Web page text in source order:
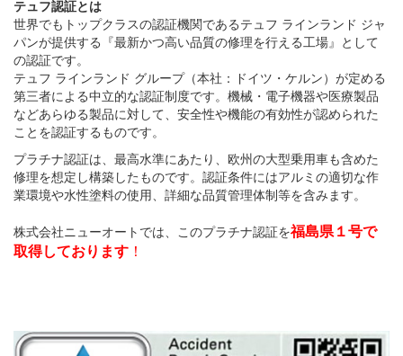
テュフ認証とは
世界でもトップクラスの認証機関であるテュフ ラインランド ジャ
パンが提供する『最新かつ高い品質の修理を行える工場』として
の認証です。
テュフ ラインランド グループ（本社：ドイツ・ケルン）が定める
第三者による中立的な認証制度です。機械・電子機器や医療製品
などあらゆる製品に対して、安全性や機能の有効性が認められた
ことを認証するものです。
プラチナ認証は、最高水準にあたり、欧州の大型乗用車も含めた
修理を想定し構築したものです。認証条件にはアルミの適切な作
業環境や水性塗料の使用、詳細な品質管理体制等を含みます。
株式会社ニューオートでは、このプラチナ認証を福島県１号で
取得しております ！